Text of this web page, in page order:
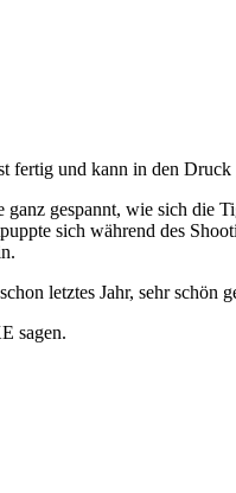
fertig und kann in den Druck
gespannt, wie sich
sich während des
letztes Jahr, sehr schön
sagen.